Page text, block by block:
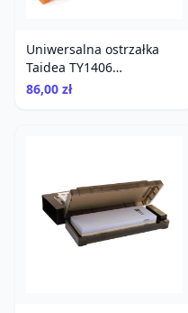
Uniwersalna ostrzałka
Taidea TY1406
diamentowa
86,00 zł